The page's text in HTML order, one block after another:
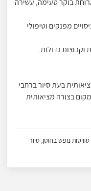
בוקר טעימה, עשירה
מפנקים וטיפולי
גדולות.
בעת סיור ברחבי
בצורה מציאותית
נופש בחוסן, סיור